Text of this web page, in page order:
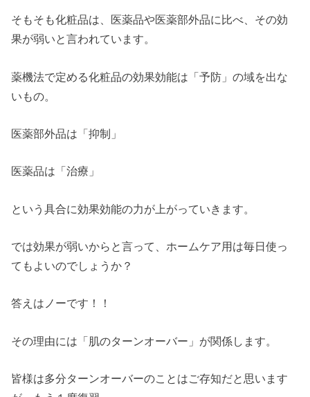
そもそも化粧品は、医薬品や医薬部外品に比べ、その効
果が弱いと言われています。
薬機法で定める化粧品の効果効能は「予防」の域を出な
いもの。
医薬部外品は「抑制」
医薬品は「治療」
という具合に効果効能の力が上がっていきます。
では効果が弱いからと言って、ホームケア用は毎日使っ
てもよいのでしょうか？
答えはノーです！！
その理由には「肌のターンオーバー」が関係します。
皆様は多分ターンオーバーのことはご存知だと思います